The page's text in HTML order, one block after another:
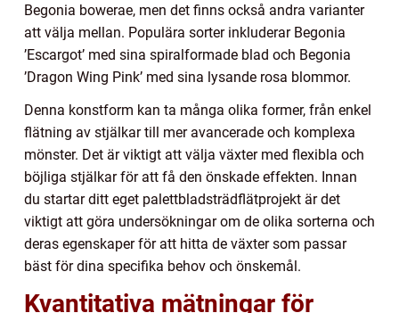
Begonia bowerae, men det finns också andra varianter
att välja mellan. Populära sorter inkluderar Begonia
’Escargot’ med sina spiralformade blad och Begonia
’Dragon Wing Pink’ med sina lysande rosa blommor.
Denna konstform kan ta många olika former, från enkel
flätning av stjälkar till mer avancerade och komplexa
mönster. Det är viktigt att välja växter med flexibla och
böjliga stjälkar för att få den önskade effekten. Innan
du startar ditt eget palettbladsträdflätprojekt är det
viktigt att göra undersökningar om de olika sorterna och
deras egenskaper för att hitta de växter som passar
bäst för dina specifika behov och önskemål.
Kvantitativa mätningar för